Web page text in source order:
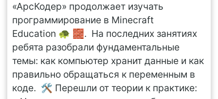
«АрсКодер» продолжает изучать
программирование в Minecraft
Education 🐢 🧱. На последних занятиях
ребята разобрали фундаментальные
темы: как компьютер хранит данные и как
правильно обращаться к переменным в
коде. 🛠 Перешли от теории к практике: